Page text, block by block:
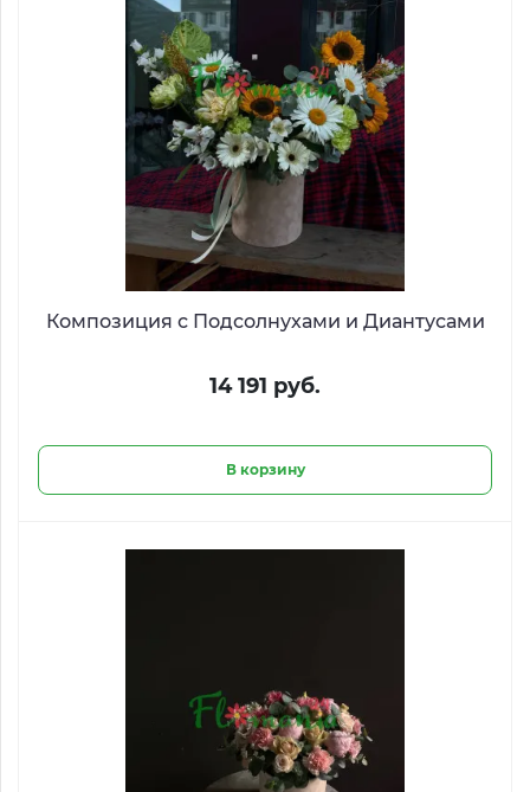
Композиция с Подсолнухами и Диантусами
14 191 руб.
В корзину